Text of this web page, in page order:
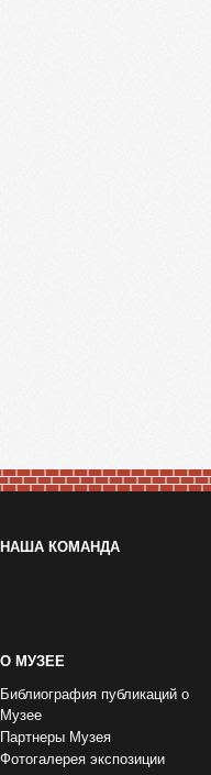
НАША КОМАНДА
О МУЗЕЕ
Библиография публикаций о
Музее
Партнеры Музея
Фотогалерея экспозиции